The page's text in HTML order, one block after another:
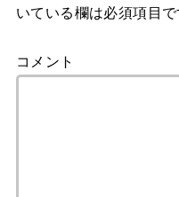
いている欄は必須項目で
コメント